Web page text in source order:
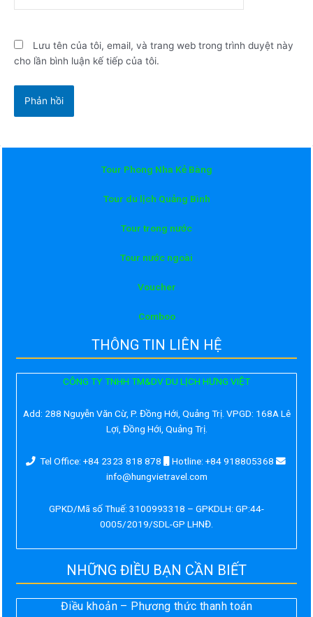
Lưu tên của tôi, email, và trang web trong trình duyệt này
cho lần bình luận kế tiếp của tôi.
Tour Phong Nha Kẻ Bàng
Tour du lịch Quảng Bình
Tour trong nước
Tour nước ngoài
Voucher
Comboo
THÔNG TIN LIÊN HỆ
CÔNG TY TNHH TM&DV DU LỊCH HƯNG VIỆT
Add: 288 Nguyễn Văn Cừ, P. Đồng Hới, Quảng Trị. VPGD: 168A Lê
Lợi, Đồng Hới, Quảng Trị.
Tel Office: +84 2323 818 878
Hotline: +84 918805368
info@hungvietravel.com
GPKD/Mã số Thuế: 3100993318 – GPKDLH: GP:44-
0005/2019/SDL-GP LHNĐ.
NHỮNG ĐIỀU BẠN CẦN BIẾT
Điều khoản – Phương thức thanh toán